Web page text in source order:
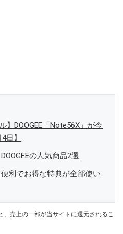
】DOOGEE「Note56X」が今
日】
の人気商品2選
便利でお得な特典が全部使い
売上の一部が当サイトに還元されるこ